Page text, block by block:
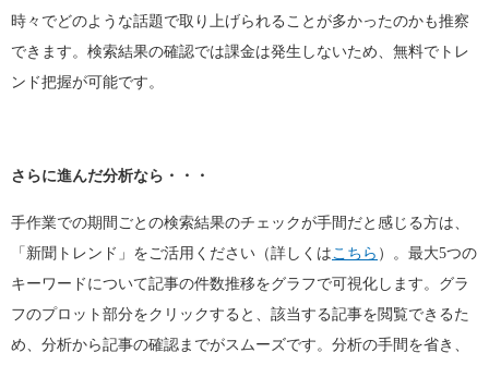
時々でどのような話題で取り上げられることが多かったのかも推察
できます。検索結果の確認では課金は発生しないため、無料でトレ
ンド把握が可能です。
さらに進んだ分析なら・・・
手作業での期間ごとの検索結果のチェックが手間だと感じる方は、
「新聞トレンド」をご活用ください（詳しくは こちら ）。最大5つの
キーワードについて記事の件数推移をグラフで可視化します。グラ
フのプロット部分をクリックすると、該当する記事を閲覧できるた
め、分析から記事の確認までがスムーズです。分析の手間を省き、